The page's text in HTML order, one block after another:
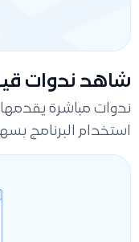
شاهد ندوات
ندوات مباشرة
استخدام البرنامج